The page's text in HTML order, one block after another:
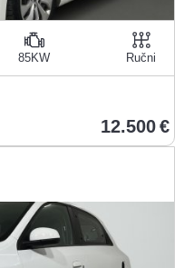
85KW Ručni
12.500